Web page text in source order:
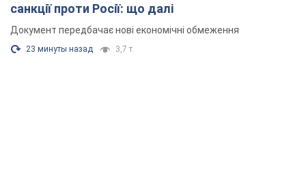
санкції проти Росії: що далі
Документ передбачає нові економічні обмеження
23 минуты назад 3,7 т.